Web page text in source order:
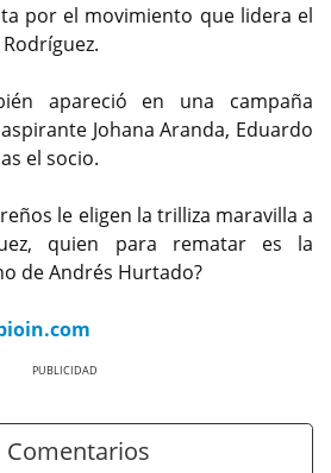
por el movimiento que lidera el
apareció en una campaña
Johana Aranda, Eduardo
el socio.
le eligen la trilliza maravilla a
quien para rematar es la
de Andrés Hurtado?
Comentarios